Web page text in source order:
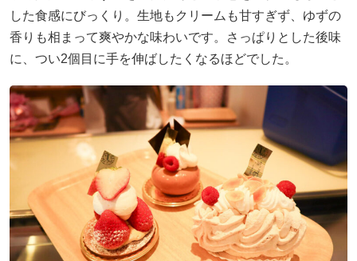
した食感にびっくり。生地もクリームも甘すぎず、ゆずの
香りも相まって爽やかな味わいです。さっぱりとした後味
に、つい2個目に手を伸ばしたくなるほどでした。